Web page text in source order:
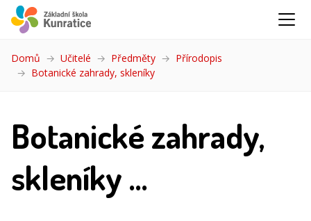
Domů Učitelé Předměty
Přírodopis
Botanické zahrady, skleníky
Botanické zahrady,
skleníky ...